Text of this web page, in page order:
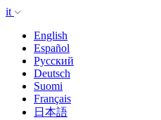
it
English
Español
Русский
Deutsch
Suomi
Français
日本語